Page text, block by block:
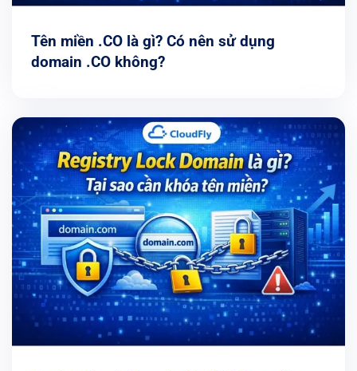
Tên miền .CO là gì? Có nên sử dụng
domain .CO không?